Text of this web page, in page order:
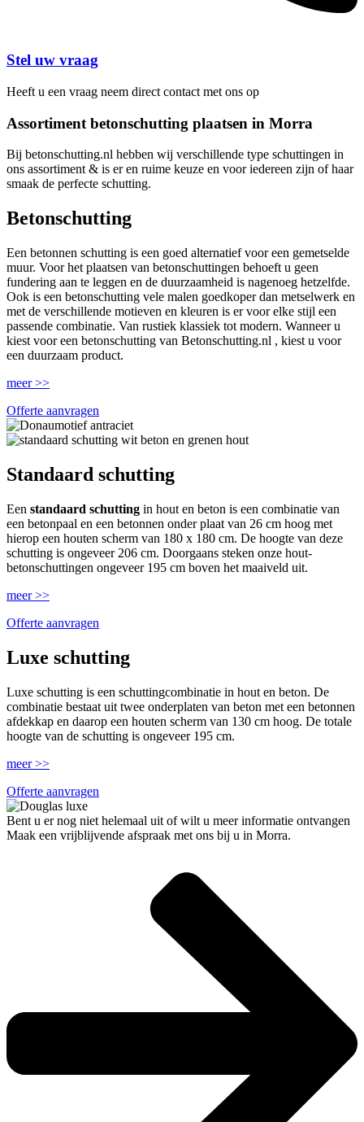
Stel uw vraag
Heeft u een vraag neem direct contact met ons op
Assortiment betonschutting plaatsen in Morra
Bij betonschutting.nl hebben wij verschillende type schuttingen in
ons assortiment & is er en ruime keuze en voor iedereen zijn of haar
smaak de perfecte schutting.
Betonschutting
Een betonnen schutting is een goed alternatief voor een gemetselde
muur. Voor het plaatsen van betonschuttingen behoeft u geen
fundering aan te leggen en de duurzaamheid is nagenoeg hetzelfde.
Ook is een betonschutting vele malen goedkoper dan metselwerk en
met de verschillende motieven en kleuren is er voor elke stijl een
passende combinatie. Van rustiek klassiek tot modern. Wanneer u
kiest voor een betonschutting van Betonschutting.nl , kiest u voor
een duurzaam product.
meer >>
Offerte aanvragen
Standaard schutting
Een standaard schutting in hout en beton is een combinatie van
een betonpaal en een betonnen onder plaat van 26 cm hoog met
hierop een houten scherm van 180 x 180 cm. De hoogte van deze
schutting is ongeveer 206 cm. Doorgaans steken onze hout-
betonschuttingen ongeveer 195 cm boven het maaiveld uit.
meer >>
Offerte aanvragen
Luxe schutting
Luxe schutting is een schuttingcombinatie in hout en beton. De
combinatie bestaat uit twee onderplaten van beton met een betonnen
afdekkap en daarop een houten scherm van 130 cm hoog. De totale
hoogte van de schutting is ongeveer 195 cm.
meer >>
Offerte aanvragen
Bent u er nog niet helemaal uit of wilt u meer informatie ontvangen
Maak een vrijblijvende afspraak met ons bij u in Morra.